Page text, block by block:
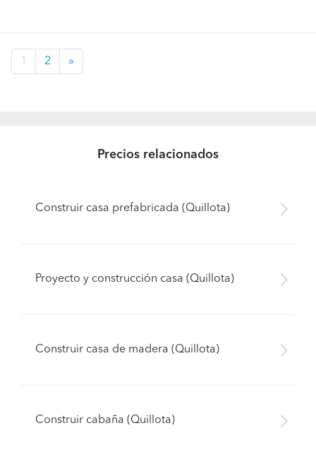
1 2 »
Precios relacionados
Construir casa prefabricada (Quillota)
Proyecto y construcción casa (Quillota)
Construir casa de madera (Quillota)
Construir cabaña (Quillota)